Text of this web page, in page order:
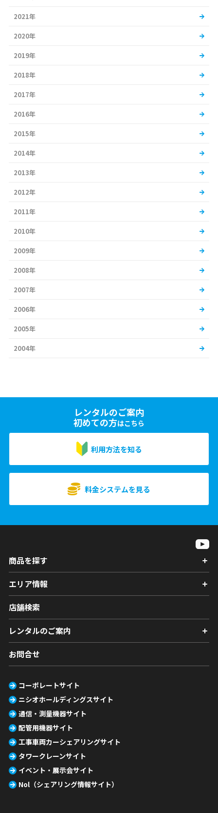
2021年
2020年
2019年
2018年
2017年
2016年
2015年
2014年
2013年
2012年
2011年
2010年
2009年
2008年
2007年
2006年
2005年
2004年
レンタルのご案内
初めての方はこちら
利用方法を知る
料金システムを見る
商品を探す
エリア情報
店舗検索
レンタルのご案内
お問合せ
コーポレートサイト
ニシオホールディングスサイト
通信・測量機器サイト
配管用機器サイト
工事車両カーシェアリングサイト
タワークレーンサイト
イベント・展示会サイト
Nol（シェアリング情報サイト）